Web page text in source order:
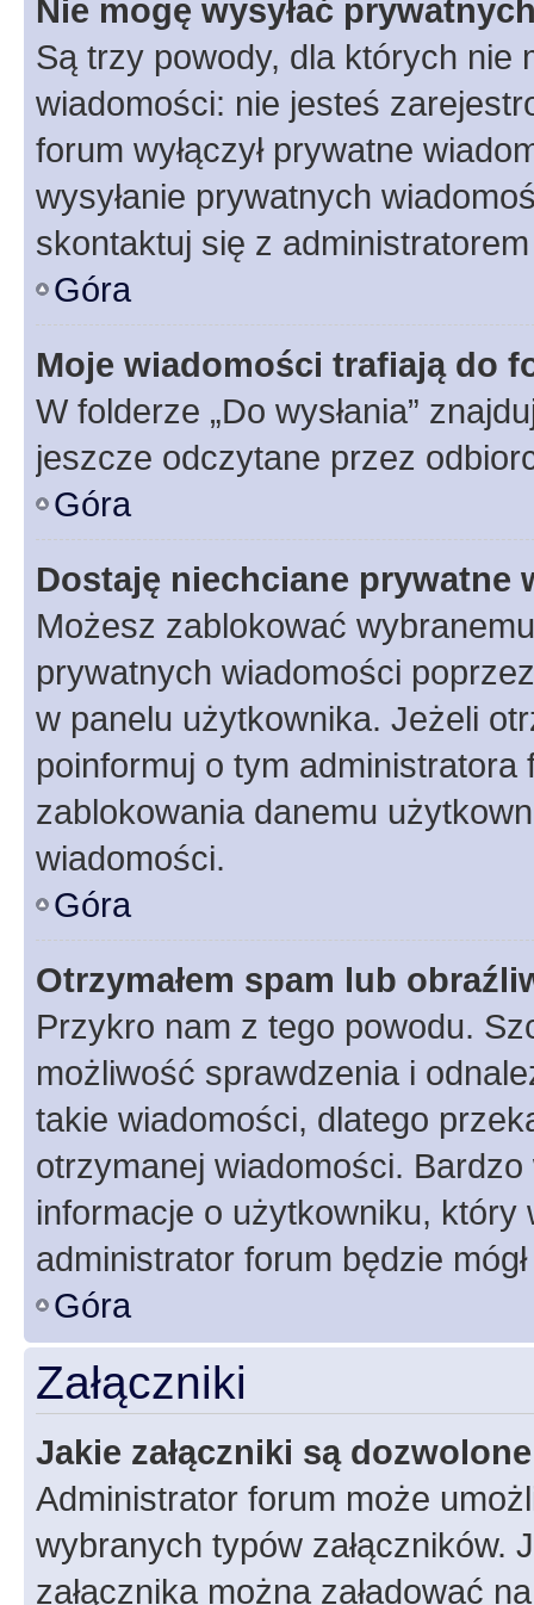
Nie mogę wysyłać
Są trzy powody, dla których nie
wiadomości: nie jesteś
forum wyłączył prywatne
wysyłanie prywatnych
skontaktuj się z
Góra
Moje wiadomości trafiają do
W folderze „Do wysłania”
jeszcze odczytane przez
Góra
Dostaję niechciane prywatne
Możesz zablokować
prywatnych wiadomości
w panelu użytkownika. Jeżeli
poinformuj o tym
zablokowania danemu
wiadomości.
Góra
Otrzymałem spam lub
Przykro nam z tego powodu.
możliwość sprawdzenia i
takie wiadomości, dlatego
otrzymanej wiadomości.
informacje o użytkowniku, który
administrator forum będzie
Góra
Załączniki
Jakie załączniki są
Administrator forum może
wybranych typów załączników.
załącznika można załadować